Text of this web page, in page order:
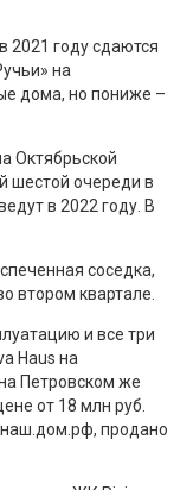
2021 году сдаются
на
дома, но пониже –
Октябрьской
шестой очереди в
в 2022 году. В
соседка,
втором квартале.
и все три
Haus на
Петровском же
от 18 млн руб.
наш.дом.рф, продано